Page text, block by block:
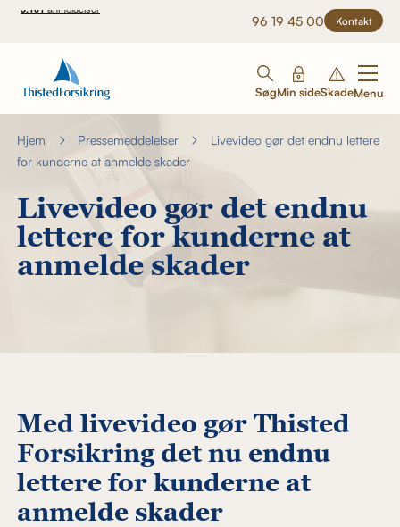
96 19 45 00 Kontakt
SøgMin sideSkadeMenu
Hjem Pressemeddelelser
Livevideo gør det endnu lettere
for kunderne at anmelde skader
Livevideo gør det endnu
lettere for kunderne at
anmelde skader
Med livevideo gør Thisted
Forsikring det nu endnu
lettere for kunderne at
anmelde skader